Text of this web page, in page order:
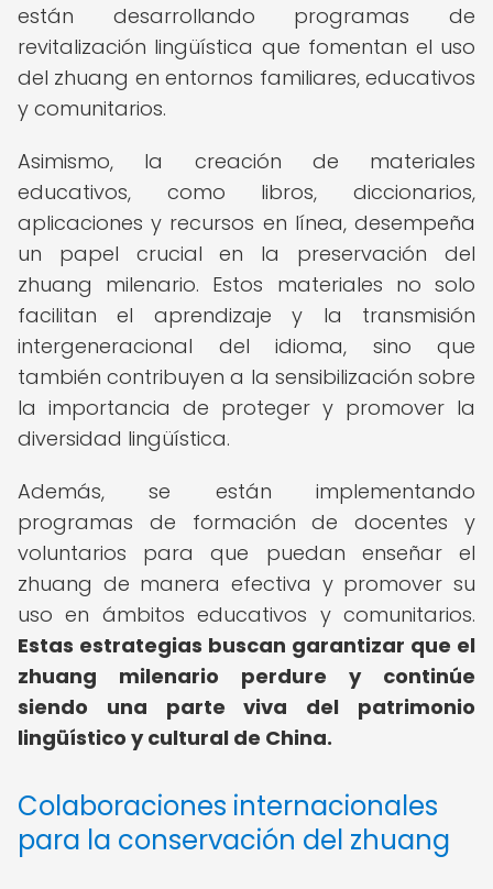
están desarrollando programas de
revitalización lingüística que fomentan el uso
del zhuang en entornos familiares, educativos
y comunitarios.
Asimismo, la creación de materiales
educativos, como libros, diccionarios,
aplicaciones y recursos en línea, desempeña
un papel crucial en la preservación del
zhuang milenario. Estos materiales no solo
facilitan el aprendizaje y la transmisión
intergeneracional del idioma, sino que
también contribuyen a la sensibilización sobre
la importancia de proteger y promover la
diversidad lingüística.
Además, se están implementando
programas de formación de docentes y
voluntarios para que puedan enseñar el
zhuang de manera efectiva y promover su
uso en ámbitos educativos y comunitarios.
Estas estrategias buscan garantizar que el
zhuang milenario perdure y continúe
siendo una parte viva del patrimonio
lingüístico y cultural de China.
Colaboraciones internacionales
para la conservación del zhuang